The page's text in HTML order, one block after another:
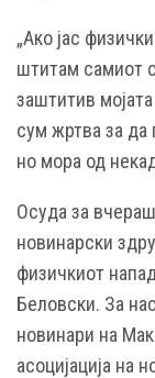
„Ако јас
штитам самиот
заштитив
сум жртва за да
но мора од
Осуда за
новинарски
физичкиот
Беловски. За
новинари на
асоцијација на